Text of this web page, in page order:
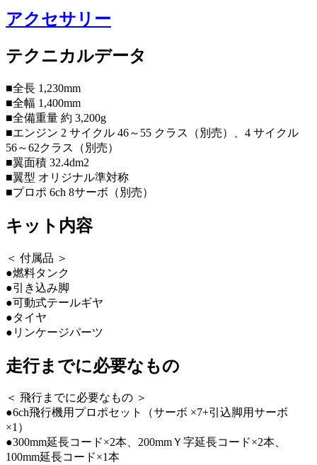
アクセサリー
テクニカルデータ
■全長 1,230mm
■全幅 1,400mm
■全備重量 約 3,200g
■エンジン 2 サイクル 46～55 クラス（別売）、4 サイクル
56～62クラス（別売）
■翼面積 32.4dm2
■翼型 オリジナル準対称
■プロポ 6ch 8サーボ（別売）
キット内容
＜ 付属品 ＞
●燃料タンク
●引き込み脚
●可動式テールギヤ
●タイヤ
●リンケージパーツ
走行までに必要なもの
＜ 飛行までに必要なもの ＞
●6ch飛行機用プロポセット（サーボ ×7+引込脚用サーボ
×1）
●300mm延長コード×2本、200mmＹ字延長コード×2本、
100mm延長コード×1本